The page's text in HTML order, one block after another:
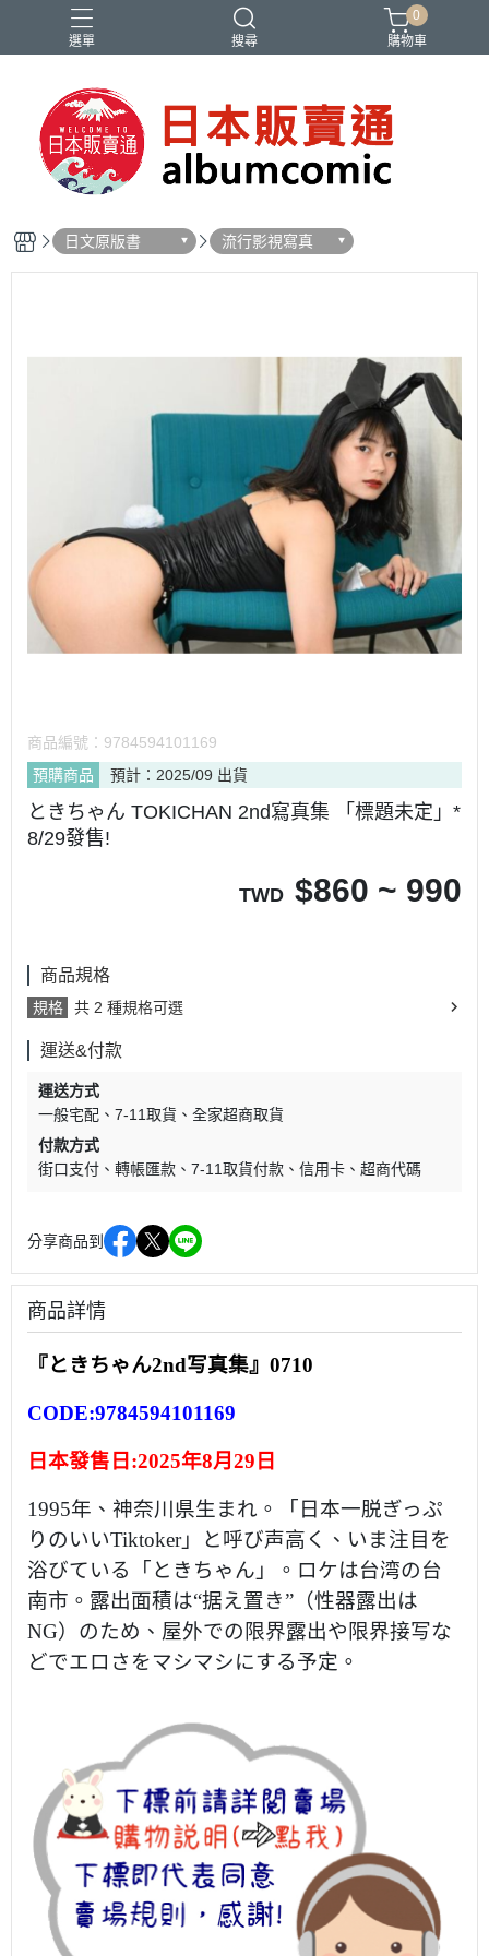
選單 搜尋
Ado IDOLiSH7 バンドリ 刀劍亂舞 妮姬
0
購物車
日文原版書 流行影視寫真
商品編號： 9784594101169
預購商品
預計：2025/09 出貨
ときちゃん TOKICHAN 2nd寫真集 「標題未定」*
8/29發售!
TWD $860 ~ 990
商品規格
規格 共 2 種規格可選
運送&付款
運送方式
一般宅配
7-11取貨
全家超商取貨
付款方式
街口支付
轉帳匯款 7-11取貨付款 信用卡 超商代碼
分享商品到
商品詳情
『ときちゃん2nd写真集』0710
CODE:9784594101169
日本發售日:2025年8月29日
1995年、神奈川県生まれ。「日本一脱ぎっぷ
りのいいTiktoker」と呼び声高く、いま注目を
浴びている「ときちゃん」。ロケは台湾の台
南市。露出面積は“据え置き”（性器露出は
NG）のため、屋外での限界露出や限界接写な
どでエロさをマシマシにする予定。